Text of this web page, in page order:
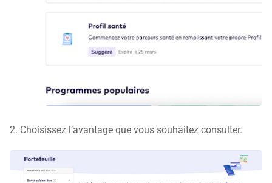
2. Choisissez l’avantage que vous souhaitez consulter.